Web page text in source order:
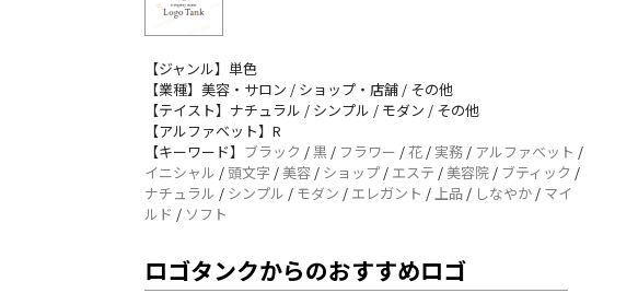
【ジャンル】単色
【業種】美容・サロン / ショップ・店舗 / その他
【テイスト】ナチュラル / シンプル / モダン / その他
【アルファベット】R
【キーワード】 ブラック /黒 / フラワー /花 / 実務 / アルファベット /
イニシャル / 頭文字 /美容 / ショップ / エステ /美容院 / ブティック /
ナチュラル / シンプル / モダン / エレガント /上品 / しなやか / マイ
ルド / ソフト
ロゴタンクからのおすすめロゴ